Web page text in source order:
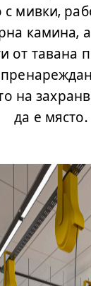
с мивки,
камина,
от тавана
на
да е място.